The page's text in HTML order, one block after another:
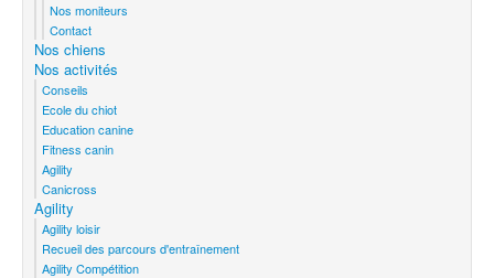
Nos moniteurs
Contact
Nos chiens
Nos activités
Conseils
Ecole du chiot
Education canine
Fitness canin
Agility
Canicross
Agility
Agility loisir
Recueil des parcours d'entraînement
Agility Compétition